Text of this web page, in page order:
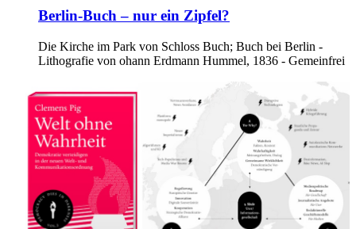
Berlin-Buch – nur ein Zipfel?
Die Kirche im Park von Schloss Buch; Buch bei Berlin -
Lithografie von ohann Erdmann Hummel, 1836 - Gemeinfrei